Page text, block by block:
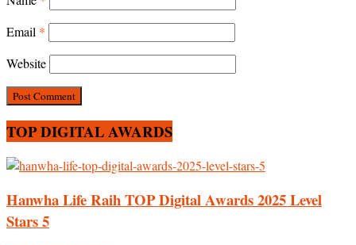
Email *
Website
TOP DIGITAL AWARDS
Hanwha Life Raih TOP Digital Awards 2025 Level
Stars 5